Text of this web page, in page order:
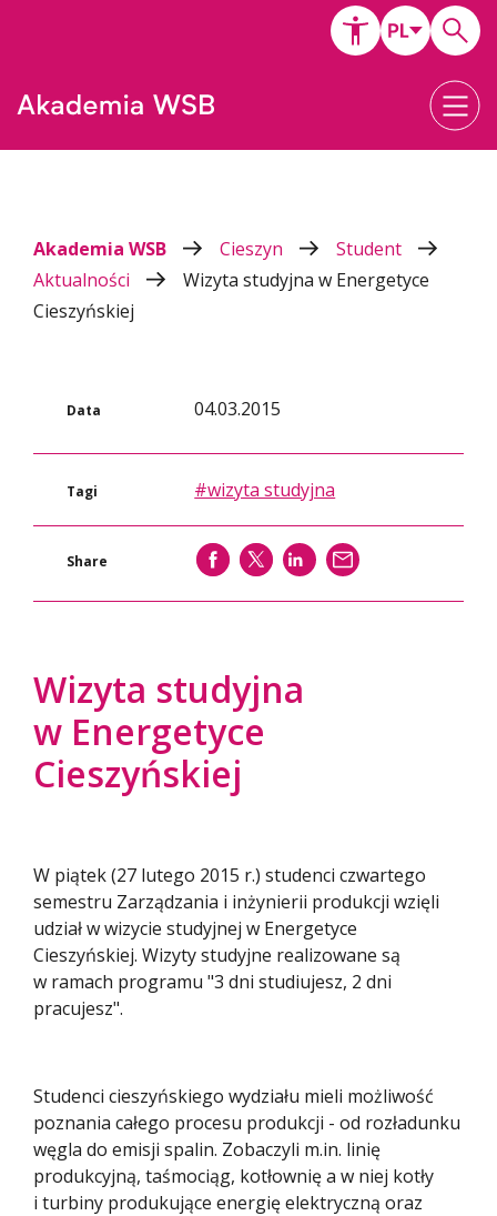
Akademia WSB Cieszyn
Student
Aktualności
Wizyta studyjna w Energetyce
Cieszyńskiej
Data 04.03.2015
Tagi #wizyta studyjna
Share SHARE SHARE SHARE
Wizyta studyjna
w Energetyce
Cieszyńskiej
W piątek (27 lutego 2015 r.) studenci czwartego
semestru Zarządzania i inżynierii produkcji wzięli
udział w wizycie studyjnej w Energetyce
Cieszyńskiej. Wizyty studyjne realizowane są
w ramach programu "3 dni studiujesz, 2 dni
pracujesz".
Studenci cieszyńskiego wydziału mieli możliwość
poznania całego procesu produkcji - od rozładunku
węgla do emisji spalin. Zobaczyli m.in. linię
produkcyjną, taśmociąg, kotłownię a w niej kotły
i turbiny produkujące energię elektryczną oraz